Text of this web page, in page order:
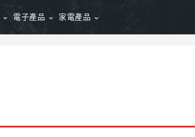
電子產品 家電產品